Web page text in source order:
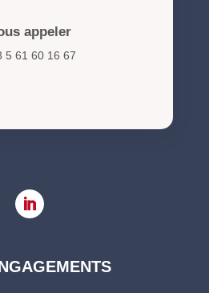
appeler
5 61 60 16 67